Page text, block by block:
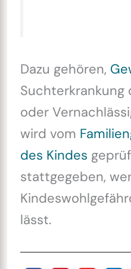
Dazu gehören,
Suchterkrankung
oder
wird vom
des Kindes
stattgegeben,
lässt.